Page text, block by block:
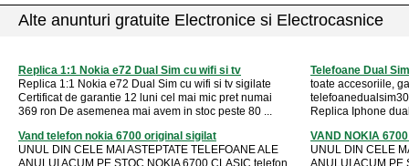
Alte anunturi gratuite Electronice si Electrocasnice
Replica 1:1 Nokia e72 Dual Sim cu wifi si tv
Replica 1:1 Nokia e72 Dual Sim cu wifi si tv sigilate
Certificat de garantie 12 luni cel mai mic pret numai
369 ron De asemenea mai avem in stoc peste 80 ...
Telefoane Dual
toate accesoriile,
Replica Iphone
Vand telefon nokia 6700 original sigilat
UNUL DIN CELE MAI ASTEPTATE TELEFOANE ALE
ANULUI ACUM PE STOC NOKIA 6700 CLASIC telefon
VAND NOKIA
UNUL DIN CELE
ANULUI ACUM PE